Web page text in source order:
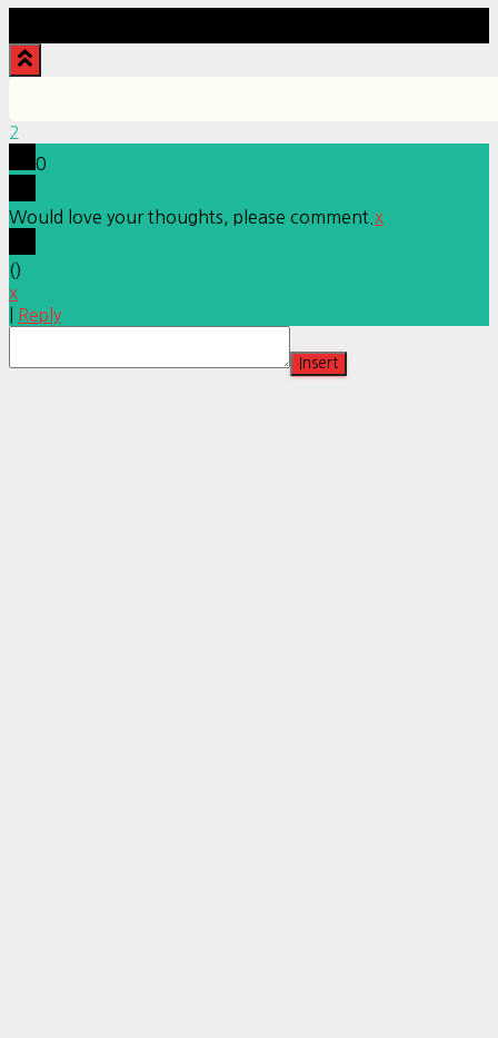
2
0
Would love your thoughts, please comment. x
()
x
Reply
Insert